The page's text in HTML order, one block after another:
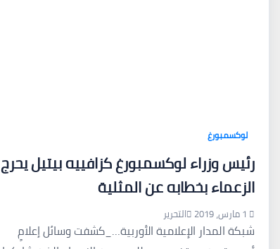
لوكسمبورغ
رئيس وزراء لوكسمبورغ كزافييه بيتيل يحرج
الزعماء بخطابه عن المثلية
1 مارس، 2019 التحرير
شبكة المدار الإعلامية الأوربية…_كشفت وسائل إعلامٍ